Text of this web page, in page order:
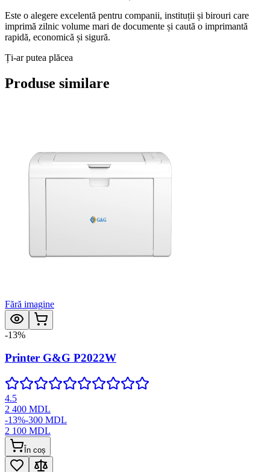
Este o alegere excelentă pentru companii, instituții și birouri care
imprimă zilnic volume mari de documente și caută o imprimantă
rapidă, economică și sigură.
Ți-ar putea plăcea
Produse similare
Fără imagine
-13%
Printer G&G P2022W
4.5
2 400 MDL
-13%-300 MDL
2 100 MDL
În coș